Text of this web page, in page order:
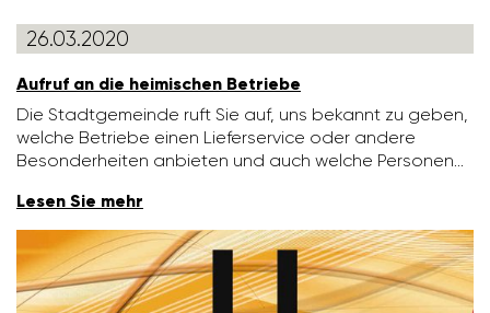
26.03.2020
Aufruf an die heimi­schen Betriebe
Die Stadt­ge­meinde ruft Sie auf, uns bekannt zu geben,
welche Betriebe einen Liefer­ser­vice oder andere
Beson­der­heiten anbieten und auch welche Personen…
Lesen Sie mehr